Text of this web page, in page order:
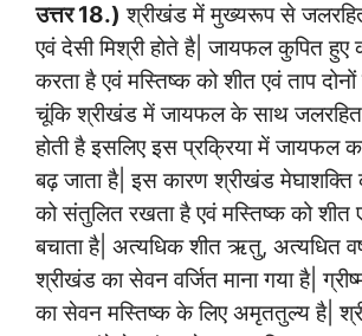
उत्तर 18.) श्रीखंड में मुख्यरूप से
एवं देसी मिश्री होते है| जायफल कुपित
करता है एवं मस्तिष्क को शीत एवं ताप
चूंकि श्रीखंड में जायफल के साथ जलरहित
होती है इसलिए इस प्रक्रिया में जायफल
बढ़ जाता है| इस कारण श्रीखंड मेघाशक्ति
को संतुलित रखता है एवं मस्तिष्क को शीत
बचाता है| अत्यधिक शीत ऋतु, अत्यधित
श्रीखंड का सेवन वर्जित माना गया है|
का सेवन मस्तिष्क के लिए अमृततुल्य है|